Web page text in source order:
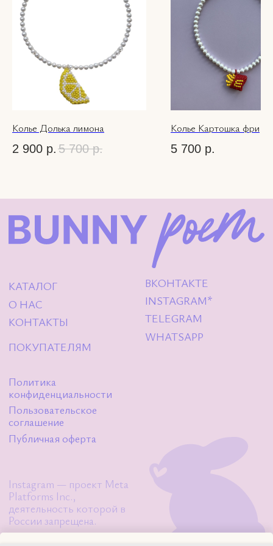
Колье Долька лимона
2 900 р. 5 700 р.
Колье Картошка фри
5 700 р.
Instagram — проект Meta
Platforms Inc.,
деятельность которой в
России запрещена.